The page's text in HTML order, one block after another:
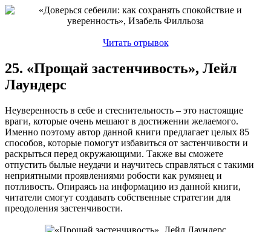
Читать отрывок
25. «Прощай застенчивость», Лейл
Лаундерс
Неуверенность в себе и стеснительность – это настоящие
враги, которые очень мешают в достижении желаемого.
Именно поэтому автор данной книги предлагает целых 85
способов, которые помогут избавиться от застенчивости и
раскрыться перед окружающими. Также вы сможете
отпустить былые неудачи и научитесь справляться с такими
неприятными проявлениями робости как румянец и
потливость. Опираясь на информацию из данной книги,
читатели смогут создавать собственные стратегии для
преодоления застенчивости.